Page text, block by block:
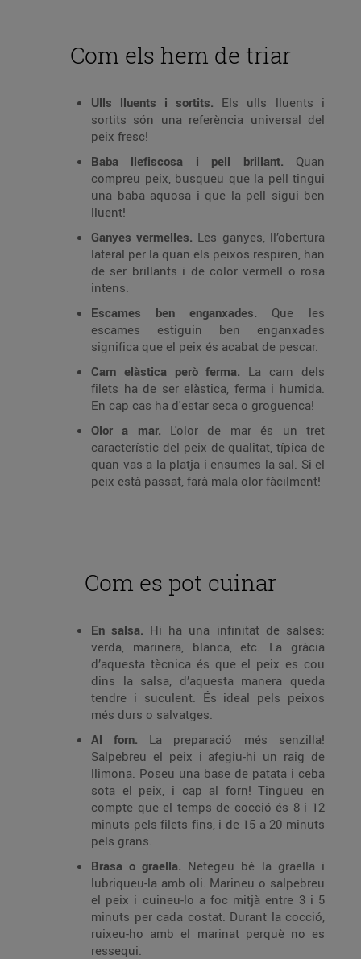
Com els hem de triar
Ulls lluents i sortits. Els ulls lluents i
sortits són una referència universal del
peix fresc!
Baba llefiscosa i pell brillant. Quan
compreu peix, busqueu que la pell tingui
una baba aquosa i que la pell sigui ben
lluent!
Ganyes vermelles. Les ganyes, ll’obertura
lateral per la quan els peixos respiren, han
de ser brillants i de color vermell o rosa
intens.
Escames ben enganxades. Que les
escames estiguin ben enganxades
significa que el peix és acabat de pescar.
Carn elàstica però ferma. La carn dels
filets ha de ser elàstica, ferma i humida.
En cap cas ha d'estar seca o groguenca!
Olor a mar. L'olor de mar és un tret
característic del peix de qualitat, típica de
quan vas a la platja i ensumes la sal. Si el
peix està passat, farà mala olor fàcilment!
Com es pot cuinar
En salsa. Hi ha una infinitat de salses:
verda, marinera, blanca, etc. La gràcia
d’aquesta tècnica és que el peix es cou
dins la salsa, d’aquesta manera queda
tendre i suculent. És ideal pels peixos
més durs o salvatges.
Al forn. La preparació més senzilla!
Salpebreu el peix i afegiu-hi un raig de
llimona. Poseu una base de patata i ceba
sota el peix, i cap al forn! Tingueu en
compte que el temps de cocció és 8 i 12
minuts pels filets fins, i de 15 a 20 minuts
pels grans.
Brasa o graella. Netegeu bé la graella i
lubriqueu-la amb oli. Marineu o salpebreu
el peix i cuineu-lo a foc mitjà entre 3 i 5
minuts per cada costat. Durant la cocció,
ruixeu-ho amb el marinat perquè no es
ressequi.